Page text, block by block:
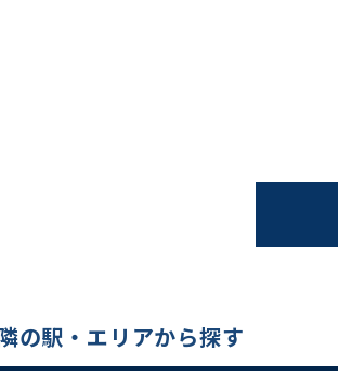
の駅・エリアから探す